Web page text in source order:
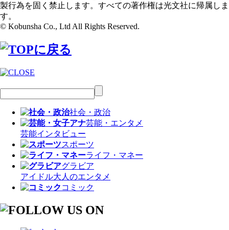
製行為を固く禁止します。すべての著作権は光文社に帰属しま
す。
© Kobunsha Co., Ltd All Rights Reserved.
社会・政治
芸能・エンタメ
芸能インタビュー
スポーツ
ライフ・マネー
グラビア
アイドル大人のエンタメ
コミック